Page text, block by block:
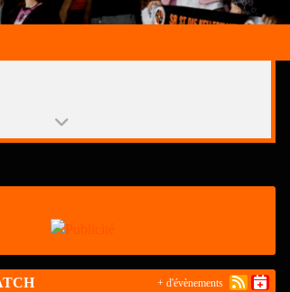
+ d'évènements